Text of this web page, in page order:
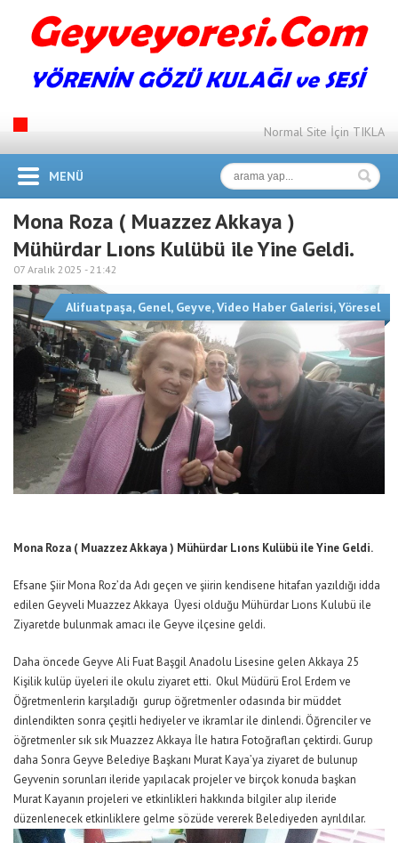
Normal Site İçin TIKLA
MENÜ
Mona Roza ( Muazzez Akkaya )
Mühürdar Lıons Kulübü ile Yine Geldi.
07 Aralık 2025 -21:42
Alifuatpaşa, Genel, Geyve,Video Haber Galerisi,Yöresel
Mona Roza ( Muazzez Akkaya ) Mühürdar Lıons Kulübü ile Yine Geldi.
Efsane Şiir Mona Roz’da Adı geçen ve şiirin kendisene hitafan yazıldığı idda
edilen Geyveli Muazzez Akkaya Üyesi olduğu Mühürdar Lıons Kulubü ile
Ziyaretde bulunmak amacı ile Geyve ilçesine geldi.
Daha öncede Geyve Ali Fuat Başgil Anadolu Lisesine gelen Akkaya 25
Kişilik kulüp üyeleri ile okulu ziyaret etti. Okul Müdürü Erol Erdem ve
Öğretmenlerin karşıladığı gurup öğretmenler odasında bir müddet
dinlendikten sonra çeşitli hediyeler ve ikramlar ile dinlendi. Öğrenciler ve
öğretmenler sık sık Muazzez Akkaya İle hatıra Fotoğrafları çektirdi. Gurup
daha Sonra Geyve Belediye Başkanı Murat Kaya’ya ziyaret de bulunup
Geyvenin sorunları ileride yapılacak projeler ve birçok konuda başkan
Murat Kayanın projeleri ve etkinlikleri hakkında bilgiler alıp ileride
düzenlenecek etkinliklere gelme sözüde vererek Belediyeden ayrıldılar.